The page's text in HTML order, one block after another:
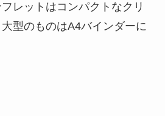
レットはコンパクトなクリ
型のものはA4バインダーに